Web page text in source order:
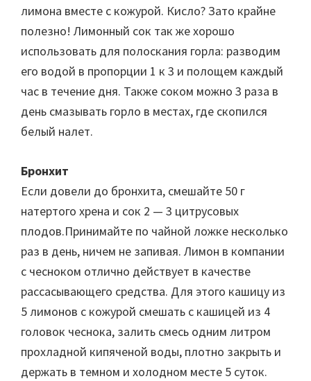
лимона вместе с кожурой. Кисло? Зато крайне
полезно! Лимонный сок так же хорошо
использовать для полоскания горла: разводим
его водой в пропорции 1 к 3 и полощем каждый
час в течение дня. Также соком можно 3 раза в
день смазывать горло в местах, где скопился
белый налет.
Бронхит
Если довели до бронхита, смешайте 50 г
натертого хрена и сок 2 — 3 цитрусовых
плодов.Принимайте по чайной ложке несколько
раз в день, ничем не запивая. Лимон в компании
с чесноком отлично действует в качестве
рассасывающего средства. Для этого кашицу из
5 лимонов с кожурой смешать с кашицей из 4
головок чеснока, залить смесь одним литром
прохладной кипяченой воды, плотно закрыть и
держать в темном и холодном месте 5 суток.